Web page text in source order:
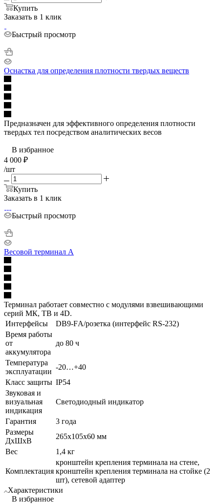
Купить
Заказать в 1 клик
Быстрый просмотр
Оснастка для определения плотности твердых веществ
Предназначен для эффективного определения плотности
твердых тел посредством аналитических весов
В избранное
4 000 ₽
/шт
Купить
Заказать в 1 клик
Быстрый просмотр
Весовой терминал A
Терминал работает совместно с модулями взвешивающими
серий МК, ТВ и 4D.
Интерфейсы
DB9-FА/розетка (интерфейс RS-232)
Время работы
от
аккумулятора
до 80 ч
Температура
эксплуатации
-20…+40
Класс защиты IP54
Звуковая и
визуальная
индикация
Светодиодный индикатор
Гарантия
3 года
Размеры
ДхШхВ
265x105x60 мм
Вес
1,4 кг
Комплектация
кронштейн крепления терминала на стене,
кронштейн крепления терминала на стойке (2
шт), сетевой адаптер
Характеристики
В избранное